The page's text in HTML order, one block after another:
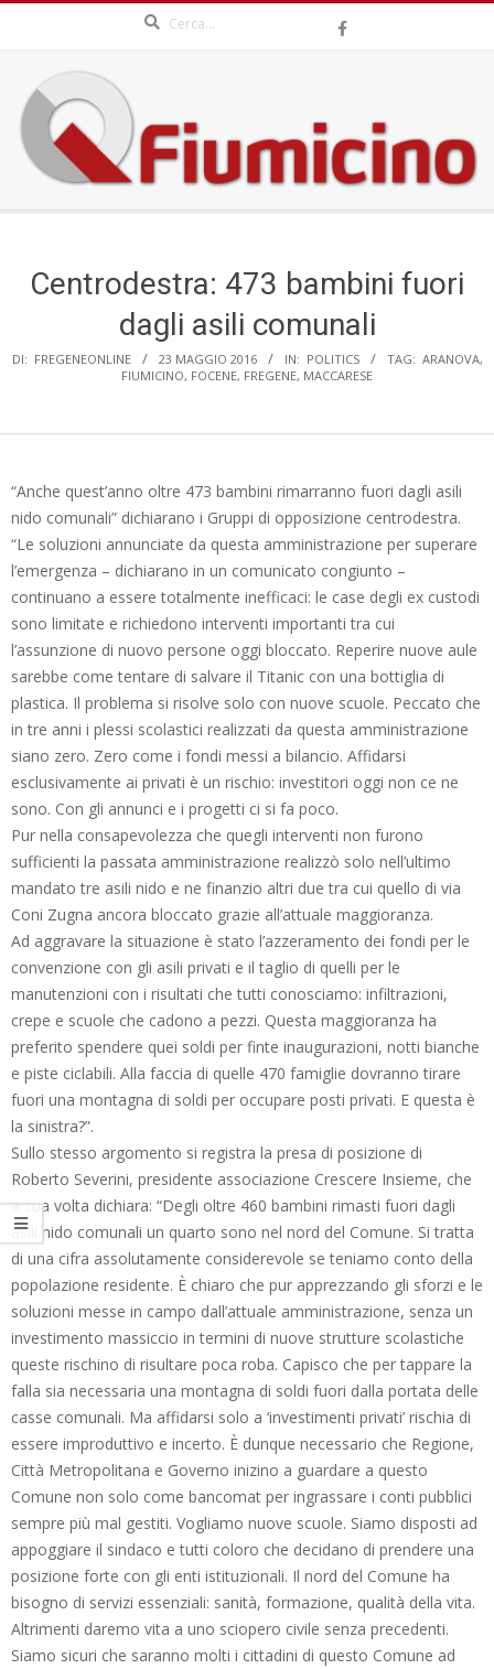
content
QFIUMICINO.COM
MenuCentrodestra: 473 bambini fuori
dagli asili comunali
DI: FREGENEONLINE 23 MAGGIO 2016 IN: POLITICS TAG: ARANOVA,
FIUMICINO, FOCENE, FREGENE, MACCARESE
“Anche quest’anno oltre 473 bambini rimarranno fuori dagli asili
nido comunali” dichiarano i Gruppi di opposizione centrodestra.
“Le soluzioni annunciate da questa amministrazione per superare
l’emergenza – dichiarano in un comunicato congiunto –
continuano a essere totalmente inefficaci: le case degli ex custodi
sono limitate e richiedono interventi importanti tra cui
l’assunzione di nuovo persone oggi bloccato. Reperire nuove aule
sarebbe come tentare di salvare il Titanic con una bottiglia di
plastica. Il problema si risolve solo con nuove scuole. Peccato che
in tre anni i plessi scolastici realizzati da questa amministrazione
siano zero. Zero come i fondi messi a bilancio. Affidarsi
esclusivamente ai privati è un rischio: investitori oggi non ce ne
sono. Con gli annunci e i progetti ci si fa poco.
Pur nella consapevolezza che quegli interventi non furono
sufficienti la passata amministrazione realizzò solo nell’ultimo
mandato tre asili nido e ne finanzio altri due tra cui quello di via
Coni Zugna ancora bloccato grazie all’attuale maggioranza.
Ad aggravare la situazione è stato l’azzeramento dei fondi per le
convenzione con gli asili privati e il taglio di quelli per le
manutenzioni con i risultati che tutti conosciamo: infiltrazioni,
crepe e scuole che cadono a pezzi. Questa maggioranza ha
preferito spendere quei soldi per finte inaugurazioni, notti bianche
e piste ciclabili. Alla faccia di quelle 470 famiglie dovranno tirare
fuori una montagna di soldi per occupare posti privati. E questa è
la sinistra?”.
Sullo stesso argomento si registra la presa di posizione di
Roberto Severini, presidente associazione Crescere Insieme, che
a sua volta dichiara: “Degli oltre 460 bambini rimasti fuori dagli
asili nido comunali un quarto sono nel nord del Comune. Si tratta
di una cifra assolutamente considerevole se teniamo conto della
popolazione residente. È chiaro che pur apprezzando gli sforzi e le
soluzioni messe in campo dall’attuale amministrazione, senza un
investimento massiccio in termini di nuove strutture scolastiche
queste rischino di risultare poca roba. Capisco che per tappare la
falla sia necessaria una montagna di soldi fuori dalla portata delle
casse comunali. Ma affidarsi solo a ‘investimenti privati’ rischia di
essere improduttivo e incerto. È dunque necessario che Regione,
Città Metropolitana e Governo inizino a guardare a questo
Comune non solo come bancomat per ingrassare i conti pubblici
sempre più mal gestiti. Vogliamo nuove scuole. Siamo disposti ad
appoggiare il sindaco e tutti coloro che decidano di prendere una
posizione forte con gli enti istituzionali. Il nord del Comune ha
bisogno di servizi essenziali: sanità, formazione, qualità della vita.
Altrimenti daremo vita a uno sciopero civile senza precedenti.
Siamo sicuri che saranno molti i cittadini di questo Comune ad